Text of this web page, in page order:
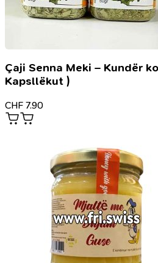
Çaji Senna Meki – Kundër
Kapsllëkut )
CHF 7.90